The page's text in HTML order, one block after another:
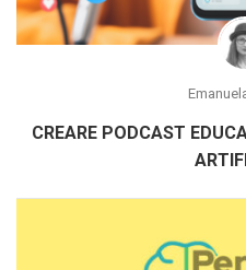
CREARE PODCAST